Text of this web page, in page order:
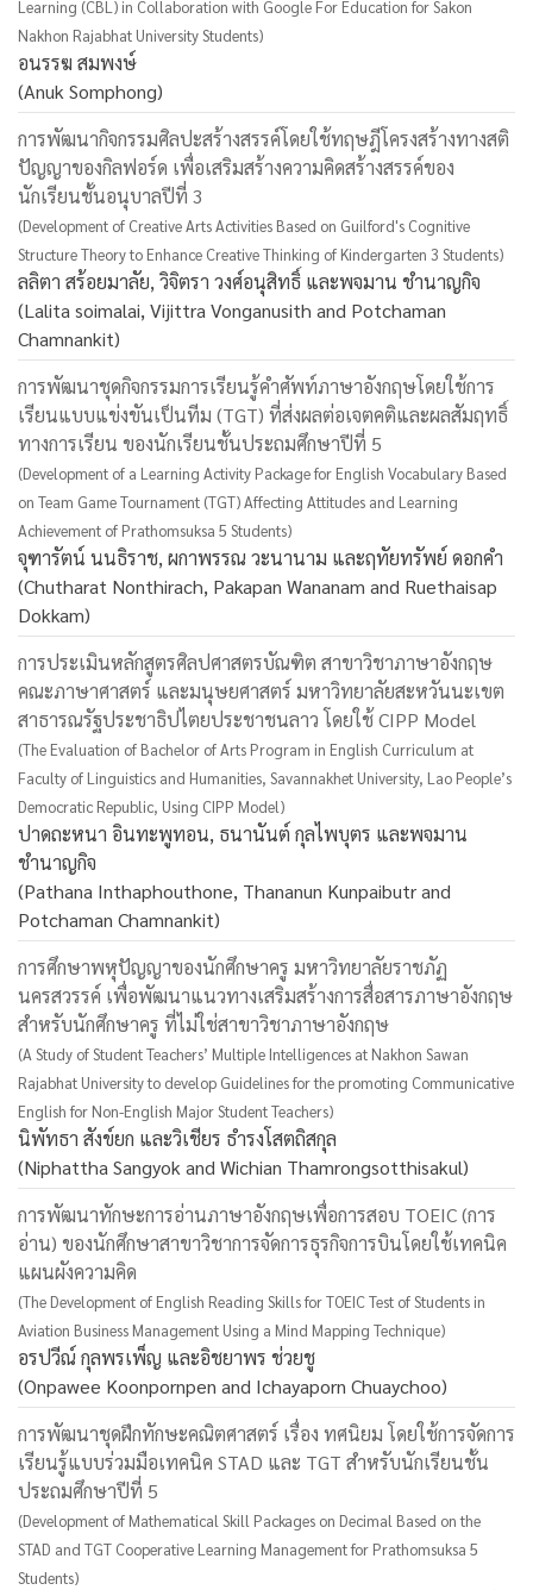
Learning (CBL) in Collaboration with Google For Education for Sakon
Nakhon Rajabhat University Students)
อนรรฆ สมพงษ์
(Anuk Somphong)
การพัฒนากิจกรรมศิลปะสร้างสรรค์โดยใช้ทฤษฎีโครงสร้างทางสติ
ปัญญาของกิลฟอร์ด เพื่อเสริมสร้างความคิดสร้างสรรค์ของ
นักเรียนชั้นอนุบาลปีที่ 3
(Development of Creative Arts Activities Based on Guilford's Cognitive
Structure Theory to Enhance Creative Thinking of Kindergarten 3 Students)
ลลิตา สร้อยมาลัย, วิจิตรา วงศ์อนุสิทธิ์ และพจมาน ชำนาญกิจ
(Lalita soimalai, Vijittra Vonganusith and Potchaman
Chamnankit)
การพัฒนาชุดกิจกรรมการเรียนรู้คำศัพท์ภาษาอังกฤษโดยใช้การ
เรียนแบบแข่งขันเป็นทีม (TGT) ที่ส่งผลต่อเจตคติและผลสัมฤทธิ์
ทางการเรียน ของนักเรียนชั้นประถมศึกษาปีที่ 5
(Development of a Learning Activity Package for English Vocabulary Based
on Team Game Tournament (TGT) Affecting Attitudes and Learning
Achievement of Prathomsuksa 5 Students)
จุฑารัตน์ นนธิราช, ผกาพรรณ วะนานาม และฤทัยทรัพย์ ดอกคำ
(Chutharat Nonthirach, Pakapan Wananam and Ruethaisap
Dokkam)
การประเมินหลักสูตรศิลปศาสตรบัณฑิต สาขาวิชาภาษาอังกฤษ
คณะภาษาศาสตร์ และมนุษยศาสตร์ มหาวิทยาลัยสะหวันนะเขต
สาธารณรัฐประชาธิปไตยประชาชนลาว โดยใช้ CIPP Model
(The Evaluation of Bachelor of Arts Program in English Curriculum at
Faculty of Linguistics and Humanities, Savannakhet University, Lao People’s
Democratic Republic, Using CIPP Model)
ปาดถะหนา อินทะพูทอน, ธนานันต์ กุลไพบุตร และพจมาน
ชำนาญกิจ
(Pathana Inthaphouthone, Thananun Kunpaibutr and
Potchaman Chamnankit)
การศึกษาพหุปัญญาของนักศึกษาครู มหาวิทยาลัยราชภัฏ
นครสวรรค์ เพื่อพัฒนาแนวทางเสริมสร้างการสื่อสารภาษาอังกฤษ
สำหรับนักศึกษาครู ที่ไม่ใช่สาขาวิชาภาษาอังกฤษ
(A Study of Student Teachers’ Multiple Intelligences at Nakhon Sawan
Rajabhat University to develop Guidelines for the promoting Communicative
English for Non-English Major Student Teachers)
นิพัทธา สังข์ยก และวิเชียร ธำรงโสตถิสกุล
(Niphattha Sangyok and Wichian Thamrongsotthisakul)
การพัฒนาทักษะการอ่านภาษาอังกฤษเพื่อการสอบ TOEIC (การ
อ่าน) ของนักศึกษาสาขาวิชาการจัดการธุรกิจการบินโดยใช้เทคนิค
แผนผังความคิด
(The Development of English Reading Skills for TOEIC Test of Students in
Aviation Business Management Using a Mind Mapping Technique)
อรปวีณ์ กุลพรเพ็ญ และอิชยาพร ช่วยชู
(Onpawee Koonpornpen and Ichayaporn Chuaychoo)
การพัฒนาชุดฝึกทักษะคณิตศาสตร์ เรื่อง ทศนิยม โดยใช้การจัดการ
เรียนรู้แบบร่วมมือเทคนิค STAD และ TGT สำหรับนักเรียนชั้น
ประถมศึกษาปีที่ 5
(Development of Mathematical Skill Packages on Decimal Based on the
STAD and TGT Cooperative Learning Management for Prathomsuksa 5
Students)